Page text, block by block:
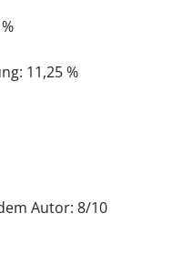
11,25 %
Autor: 8/10